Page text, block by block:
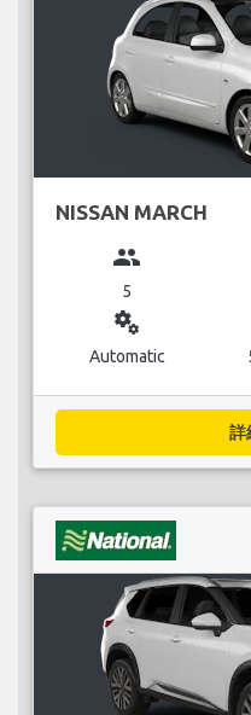
NISSAN MARCH
group
5
miscellaneous_services
Automatic
詳